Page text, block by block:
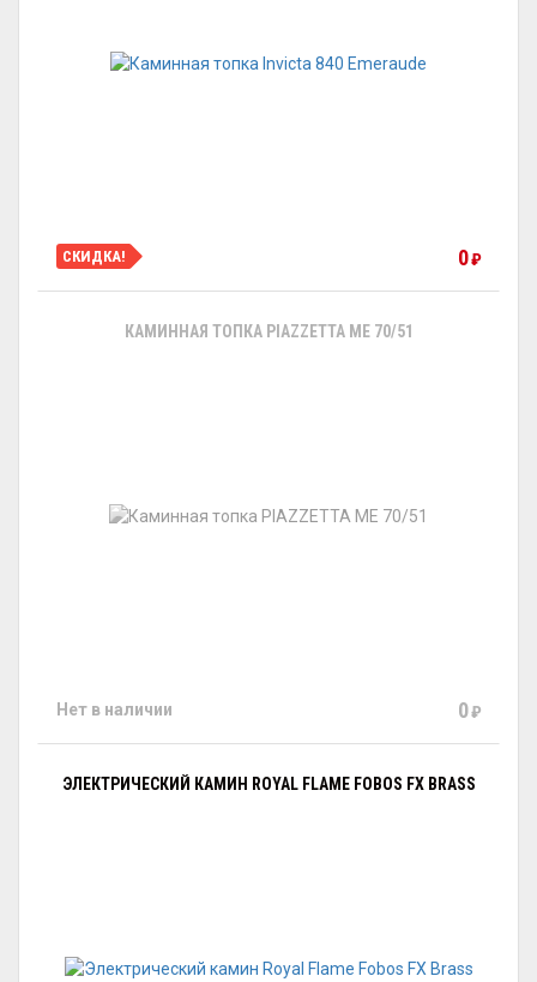
СКИДКА! 0₽
КАМИННАЯ ТОПКА PIAZZETTA ME 70/51
Нет в наличии 0₽
ЭЛЕКТРИЧЕСКИЙ КАМИН ROYAL FLAME FOBOS FX BRASS